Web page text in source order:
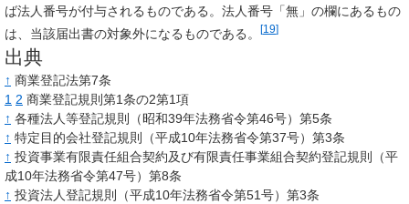
ば法人番号が付与されるものである。法人番号「無」の欄にあるもの
は、当該届出書の対象外になるものである。
[19]
出典
↑ 商業登記法第7条
1 2 商業登記規則第1条の2第1項
↑ 各種法人等登記規則（昭和39年法務省令第46号）第5条
↑ 特定目的会社登記規則（平成10年法務省令第37号）第3条
↑ 投資事業有限責任組合契約及び有限責任事業組合契約登記規則（平
成10年法務省令第47号）第8条
↑ 投資法人登記規則（平成10年法務省令第51号）第3条